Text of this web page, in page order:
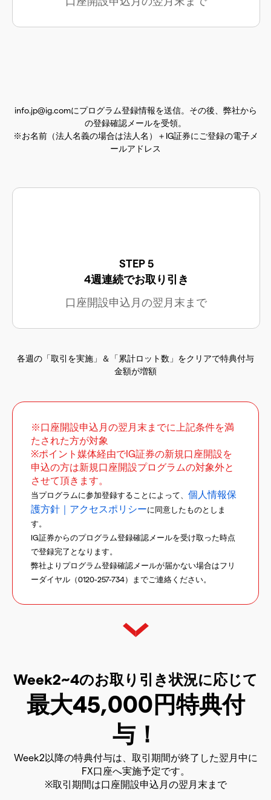
info.jp@ig.comにプログラム登録情報を送信。その後、弊社から
の登録確認メールを受領。
※お名前（法人名義の場合は法人名）＋IG証券にご登録の電子メ
ールアドレス
STEP 5
4週連続でお取り引き
口座開設申込月の翌月末まで
各週の「取引を実施」 ＆ 「累計ロット数」をクリアで特典付与
金額が増額
※口座開設申込月の翌月末までに上記条件を満
たされた方が対象
※ポイント媒体経由でIG証券の新規口座開設を
申込の方は新規口座開設プログラムの対象外と
させて頂きます。
当プログラムに参加登録することによって、 個人情報保
護方針｜アクセスポリシーに同意したものとしま
す。
IG証券からのプログラム登録確認メールを受け取った時点
で登録完了となります。
弊社よりプログラム登録確認メールが届かない場合はフリ
ーダイヤル（0120-257-734）までご連絡ください。
Week2~4のお取り引き状況に応じて
最大45,000円特典付
与！
Week2以降の特典付与は、取引期間が終了した翌月中に
FX口座へ実施予定です。
※取引期間は口座開設申込月の翌月末まで